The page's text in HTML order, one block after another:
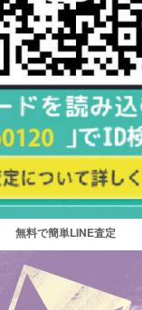
無料で簡単LINE査定